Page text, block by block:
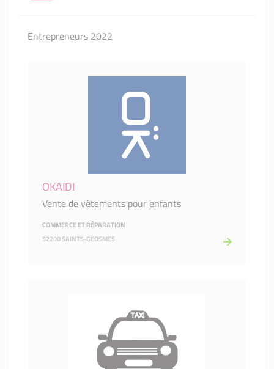
Entrepreneurs 2022
OKAIDI
Vente de vêtements pour enfants
COMMERCE ET RÉPARATION
52200 SAINTS-GEOSMES